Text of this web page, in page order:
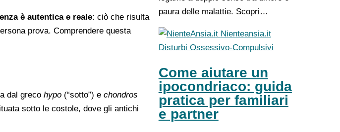
è autentica e reale: ciò che risulta
prova. Comprendere questa
dal greco hypo (“sotto”) e chondros
sotto le costole, dove gli antichi
paura delle malattie. Scopri…
Nienteansia.it
Disturbi Ossessivo-Compulsivi
Come aiutare un
ipocondriaco: guida
pratica per familiari
e partner